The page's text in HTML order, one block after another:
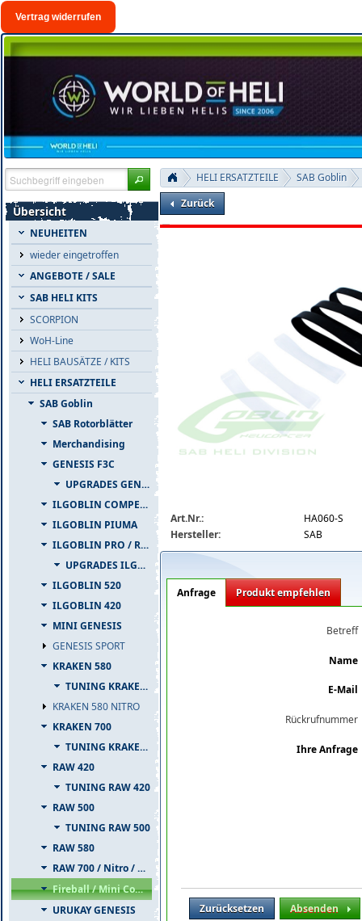
Vertrag widerrufen
Übersicht
NEUHEITEN
wieder eingetroffen
ANGEBOTE / SALE
SAB HELI KITS
SCORPION
WoH-Line
HELI BAUSÄTZE / KITS
HELI ERSATZTEILE
SAB Goblin
SAB Rotorblätter
Merchandising
GENESIS F3C
UPGRADES GENESIS F3C
ILGOBLIN COMPETIZIONE
ILGOBLIN PIUMA
ILGOBLIN PRO / RAW 700
UPGRADES ILGOBLIN PRO / RAW 700
ILGOBLIN 520
ILGOBLIN 420
MINI GENESIS
GENESIS SPORT
KRAKEN 580
TUNING KRAKEN 580
KRAKEN 580 NITRO
KRAKEN 700
TUNING KRAKEN 700
RAW 420
TUNING RAW 420
RAW 500
TUNING RAW 500
RAW 580
RAW 700 / Nitro / PIUMA
Fireball / Mini Comet
URUKAY GENESIS
HELI ERSATZTEILE
SAB Goblin
Zurück
Art.Nr.:
HA060-S
Hersteller:
SAB
Anfrage Produkt empfehlen
Betreff
Name
E-Mail
Rückrufnummer
Ihre Anfrage
Zurücksetzen Absenden